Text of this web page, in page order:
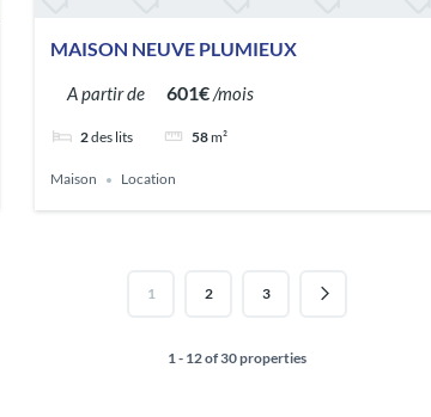
MAISON NEUVE PLUMIEUX
A partir de 601€/mois
2des lits 58m²
Maison Location
1 2 3
1 - 12 of 30 properties